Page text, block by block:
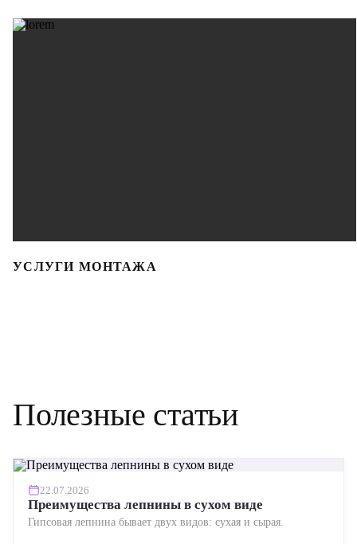
УСЛУГИ МОНТАЖА
Полезные статьи
22.07.2026
Преимущества лепнины в сухом виде
Гипсовая лепнина бывает двух видов: сухая и сырая.